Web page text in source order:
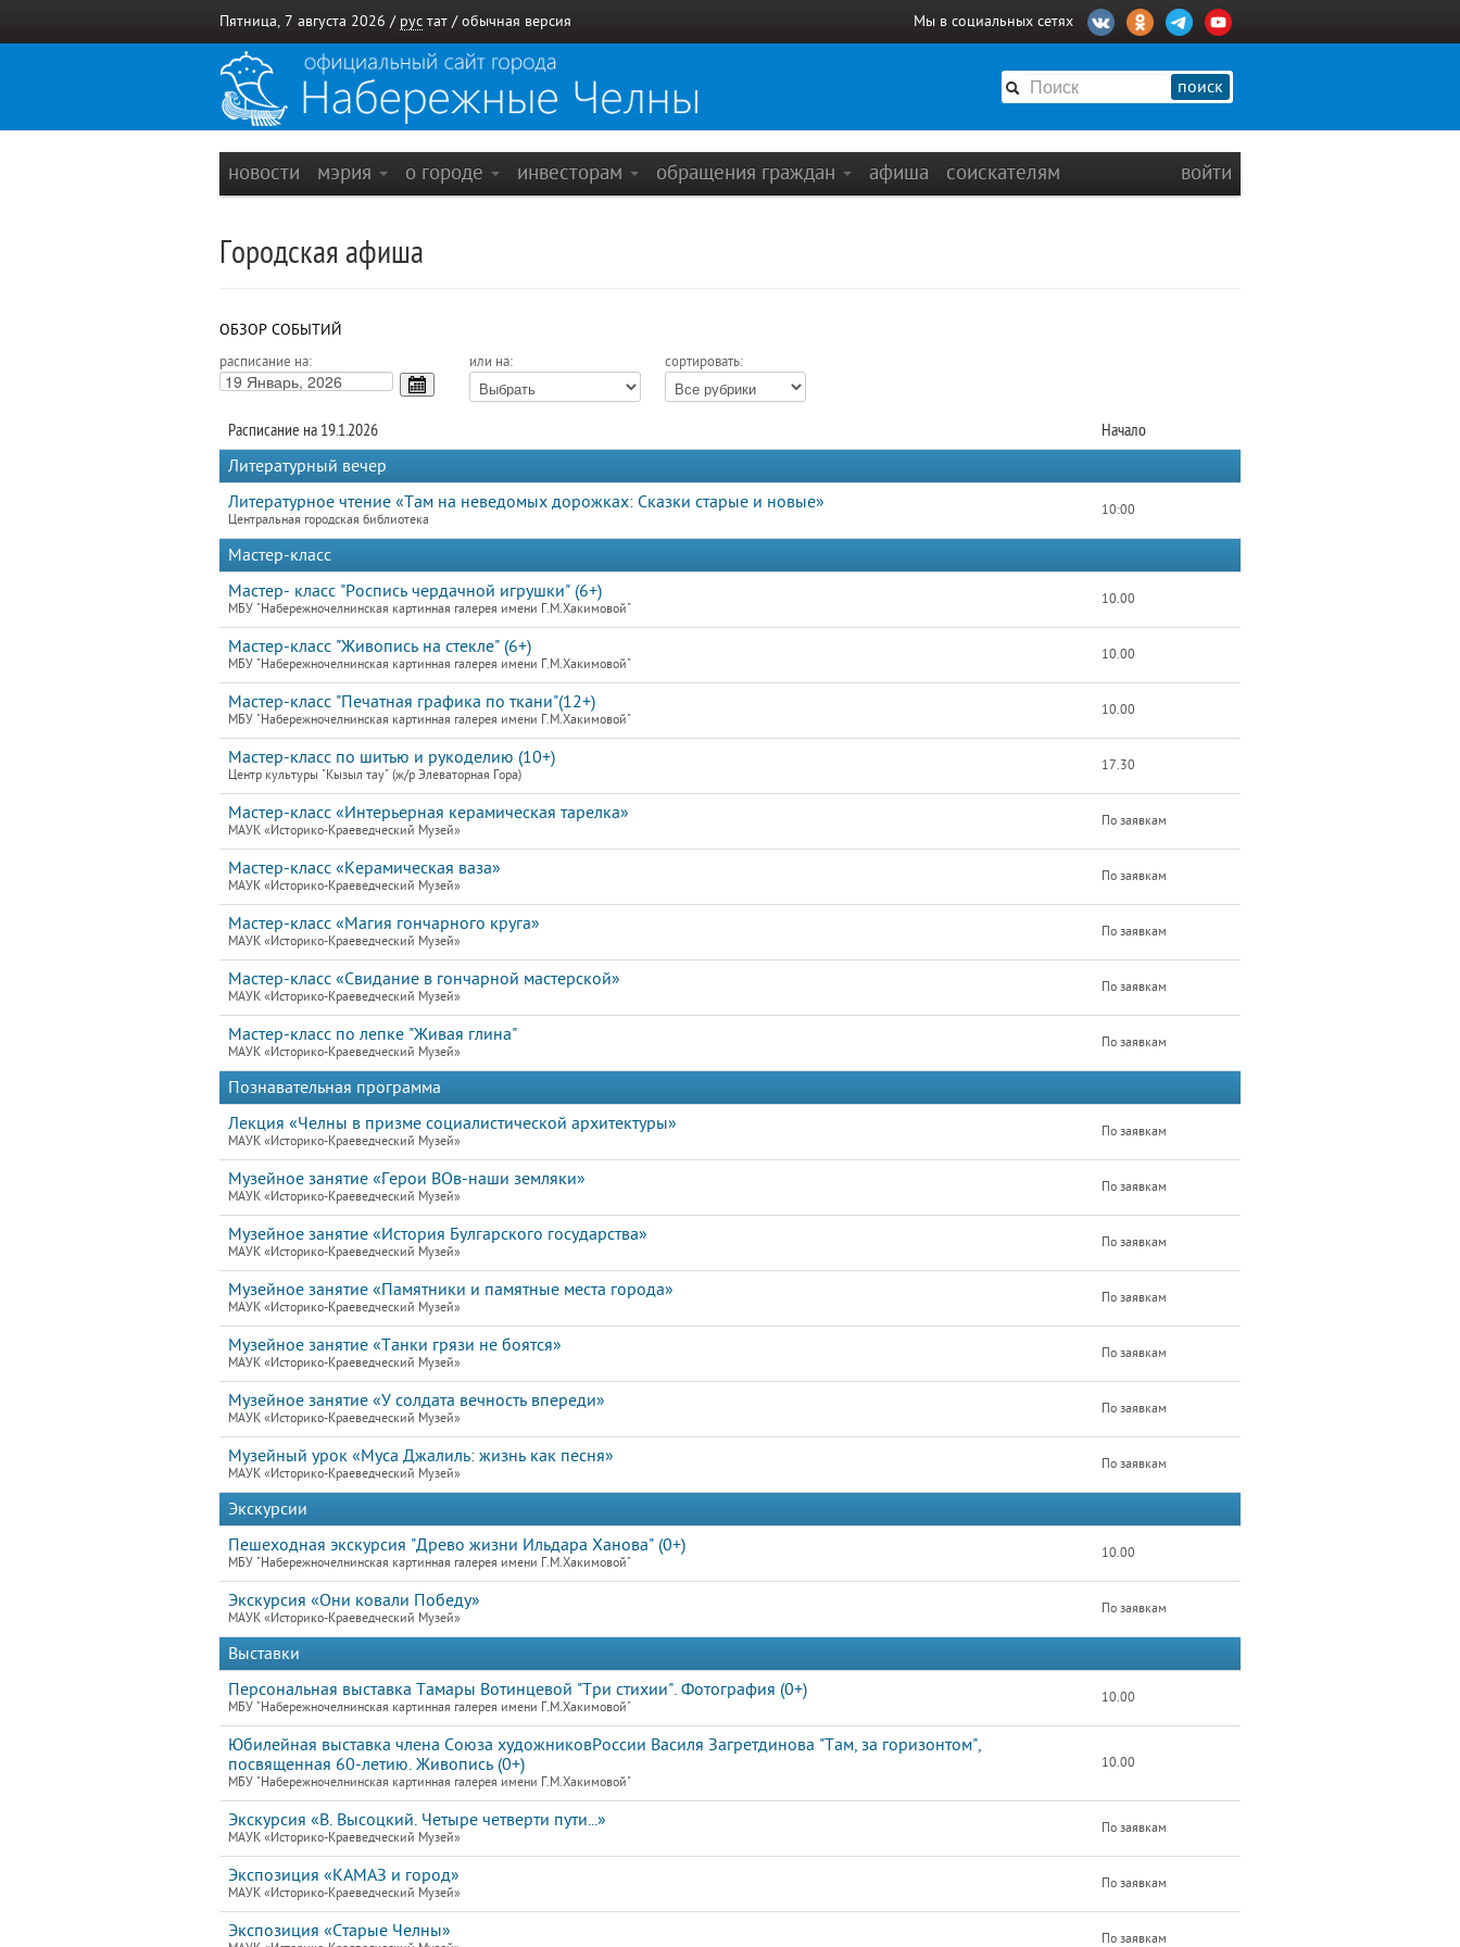
Пятница, 7 августа 2026 / рус тат / обычная версия Мы в социальных сетях
поиск
новости мэрия о городе инвесторам обращения граждан афиша соискателям войти
Городская афиша
ОБЗОР СОБЫТИЙ
расписание на: или на: сортировать:
Расписание на 19.1.2026
Начало
Литературный вечер
Литературное чтение «Там на неведомых дорожках: Сказки старые и новые»
Центральная городская библиотека
10:00
Мастер-класс
Мастер- класс "Роспись чердачной игрушки" (6+)
МБУ "Набережночелнинская картинная галерея имени Г.М.Хакимовой"
10.00
Мастер-класс "Живопись на стекле" (6+)
МБУ "Набережночелнинская картинная галерея имени Г.М.Хакимовой"
10.00
Мастер-класс "Печатная графика по ткани"(12+)
МБУ "Набережночелнинская картинная галерея имени Г.М.Хакимовой"
10.00
Мастер-класс по шитью и рукоделию (10+)
Центр культуры "Кызыл тау" (ж/р Элеваторная Гора)
17.30
Мастер-класс «Интерьерная керамическая тарелка»
МАУК «Историко-Краеведческий Музей»
По заявкам
Мастер-класс «Керамическая ваза»
МАУК «Историко-Краеведческий Музей»
По заявкам
Мастер-класс «Магия гончарного круга»
МАУК «Историко-Краеведческий Музей»
По заявкам
Мастер-класс «Свидание в гончарной мастерской»
МАУК «Историко-Краеведческий Музей»
По заявкам
Мастер-класс по лепке "Живая глина"
МАУК «Историко-Краеведческий Музей»
По заявкам
Познавательная программа
Лекция «Челны в призме социалистической архитектуры»
МАУК «Историко-Краеведческий Музей»
По заявкам
Музейное занятие «Герои ВОв-наши земляки»
МАУК «Историко-Краеведческий Музей»
По заявкам
Музейное занятие «История Булгарского государства»
МАУК «Историко-Краеведческий Музей»
По заявкам
Музейное занятие «Памятники и памятные места города»
МАУК «Историко-Краеведческий Музей»
По заявкам
Музейное занятие «Танки грязи не боятся»
МАУК «Историко-Краеведческий Музей»
По заявкам
Музейное занятие «У солдата вечность впереди»
МАУК «Историко-Краеведческий Музей»
По заявкам
Музейный урок «Муса Джалиль: жизнь как песня»
МАУК «Историко-Краеведческий Музей»
По заявкам
Экскурсии
Пешеходная экскурсия "Древо жизни Ильдара Ханова" (0+)
МБУ "Набережночелнинская картинная галерея имени Г.М.Хакимовой"
10.00
Экскурсия «Они ковали Победу»
МАУК «Историко-Краеведческий Музей»
По заявкам
Выставки
Персональная выставка Тамары Вотинцевой "Три стихии". Фотография (0+)
МБУ "Набережночелнинская картинная галерея имени Г.М.Хакимовой"
10.00
Юбилейная выставка члена Союза художниковРоссии Василя Загретдинова "Там, за горизонтом",
посвященная 60-летию. Живопись (0+)
МБУ "Набережночелнинская картинная галерея имени Г.М.Хакимовой"
10.00
Экскурсия «В. Высоцкий. Четыре четверти пути...»
МАУК «Историко-Краеведческий Музей»
По заявкам
Экспозиция «КАМАЗ и город»
МАУК «Историко-Краеведческий Музей»
По заявкам
Экспозиция «Старые Челны» По заявкам